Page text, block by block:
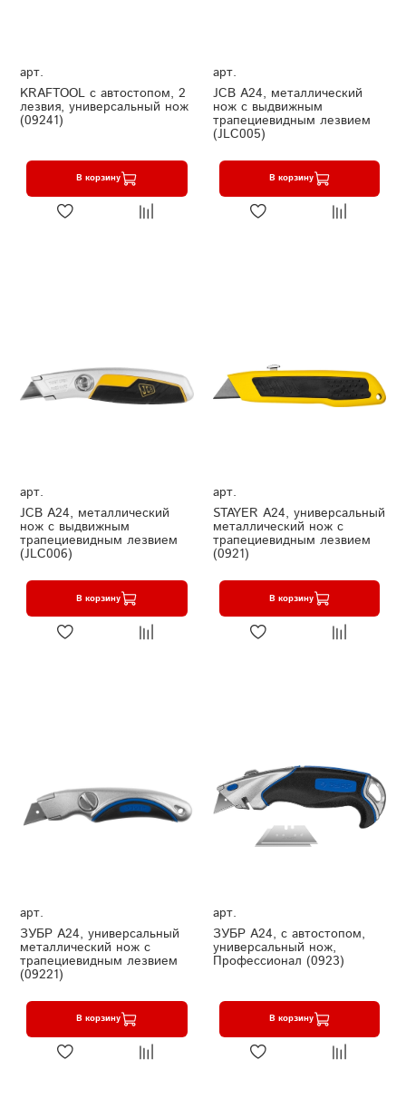
арт.
KRAFTOOL с автостопом, 2
лезвия, универсальный нож
(09241)
В корзину
арт.
JCB А24, металлический
нож с выдвижным
трапециевидным лезвием
(JLC005)
В корзину
арт.
JCB А24, металлический
нож с выдвижным
трапециевидным лезвием
(JLC006)
В корзину
арт.
STAYER A24, универсальный
металлический нож с
трапециевидным лезвием
(0921)
В корзину
арт.
ЗУБР А24, универсальный
металлический нож с
трапециевидным лезвием
(09221)
В корзину
арт.
ЗУБР А24, с автостопом,
универсальный нож,
Профессионал (0923)
В корзину